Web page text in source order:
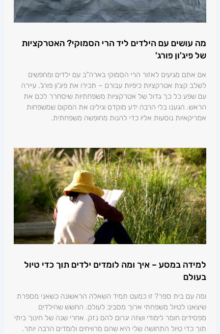
מה עושים עם הילדים ליד הרי הסמוקי? האטרקציות
של פיג'ון פורג'
אם אתם מגיעים לאזור הרי הסמוקי בארה"ב עם ילדים ומחפשים
לשלב קצת אטרקציות כיפיות עבורם – תכירו את פיג'ון פורג'. עיירה
עם שפע כל כך גדול של אטרקציות משפחתיות שיסחרר לכם את
הראש. הגענו בלי הרבה ידע מוקדם וגילינו את המקום שמשפחות
אמריקאיות נוסעות אליו כדי להנות מחופשה משפחתית.
למידה במסע – איך ומה לומדים ילדים תוך כדי טיול
בעולם
ומה עם בית ספר? זו כמעט תמיד השאלה הראשונה כשאני מספרת
שיצאנו לטיול משפחתי ארוך מסביב לעולם. החשש שהילדים
מפסידים חומר לימודי ושזה יגרום להם נזק. אחרי שנה של חינוך ביתי
תוך כדי טיול התחושה שלי היא שהם מרוויחים ולומדים הרבה יותר.